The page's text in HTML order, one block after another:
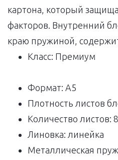
картона, который
факторов. Внутренний
краю пружиной,
Класс:
Плотность
Количество листов:
Линовка:
Металлическая